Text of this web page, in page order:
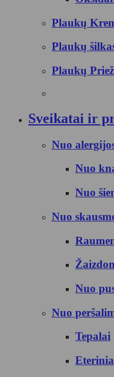
Plaukų
Plaukų
Plaukų
Sveikatai ir
Nuo
Nuo
Nuo
Nuo
Nuo
Nuo
Tepalai